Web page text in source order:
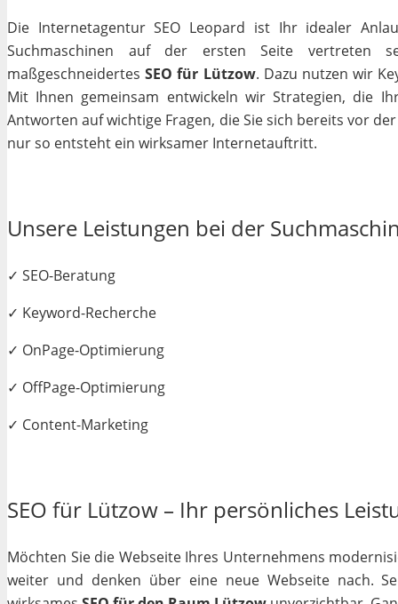
Die Internetagentur SEO Leopard ist Ihr idealer
Suchmaschinen auf der ersten Seite vertreten
maßgeschneidertesSEO für Lützow. Dazu nutzen wir
Mit Ihnen gemeinsam entwickeln wir Strategien, die
Antworten auf wichtige Fragen, die Sie sich bereits vor
nur so entsteht ein wirksamer Internetauftritt.
Unsere Leistungen bei der
✓ SEO-Beratung
✓ Keyword-Recherche
✓ OnPage-Optimierung
✓ OffPage-Optimierung
✓ Content-Marketing
SEO für Lützow – Ihr persönliches
Möchten Sie die Webseite Ihres Unternehmens
weiter und denken über eine neue Webseite nach.